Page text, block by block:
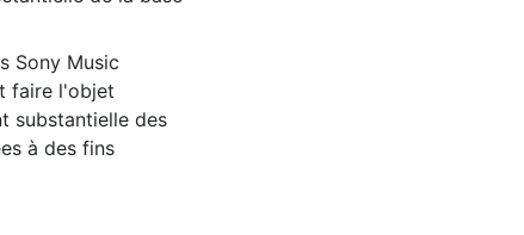
Sony Music
faire l'objet
substantielle des
à des fins